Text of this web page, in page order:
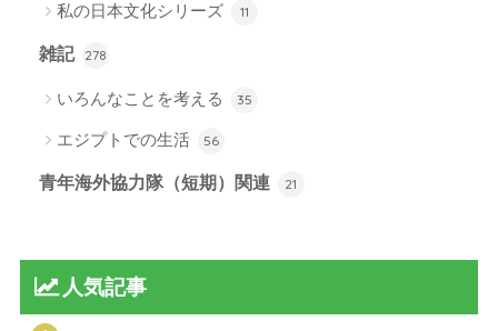
私の日本文化シリーズ 11
雑記 278
いろんなことを考える 35
エジプトでの生活 56
青年海外協力隊（短期）関連 21
人気記事